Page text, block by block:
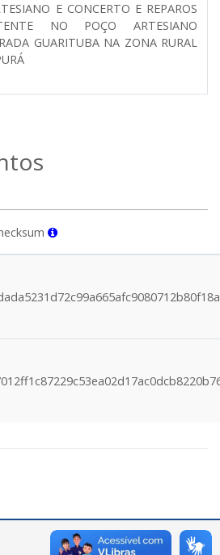
E CONCERTO E REPAROS
NO POÇO ARTESIANO
GUARITUBA NA ZONA RURAL